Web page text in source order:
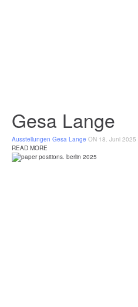
Gesa Lange
Ausstellungen Gesa Lange ON 18. Juni 2025
READ MORE